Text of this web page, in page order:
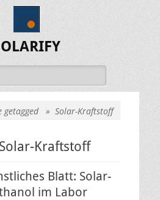
getagged » Solar-Kraftstoff
Solar-Kraftstoff
Blatt: Solar-
im Labor